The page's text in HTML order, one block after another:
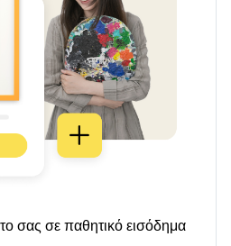
σας σε παθητικό εισόδημα